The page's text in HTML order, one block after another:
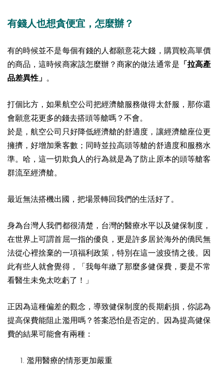
有錢人也想貪便宜，怎麼辦？
有的時候並不是每個有錢的人都願意花大錢，購買較高單價
的商品，這時候商家該怎麼辦？商家的做法通常是 「拉高產
品差異性」 。
打個比方，如果航空公司把經濟艙服務做得太舒服，那你還
會願意花更多的錢去搭頭等艙嗎？不會。
於是，航空公司只好降低經濟艙的舒適度，讓經濟艙座位更
擁擠，好增加乘客數；同時並拉高頭等艙的舒適度和服務水
準。哈，這一切欺負人的行為就是為了防止原本的頭等艙客
群流至經濟艙。
最近無法搭機出國，把場景轉回我們的生活好了。
身為台灣人我們都很清楚，台灣的醫療水平以及健保制度，
在世界上可謂首屈一指的優良，更是許多居於海外的僑民無
法從心裡捨棄的一項福利政策，特別在這一波疫情之後。因
此有些人就會覺得，「我每年繳了那麼多健保費，要是不常
看醫生未免太吃虧了！」
正因為這種偏差的觀念，導致健保制度的長期虧損，你認為
提高保費能阻止濫用嗎？ 答案恐怕是否定的。因為提高健保
費的結果可能會有兩種：
濫用醫療的情形更加嚴重